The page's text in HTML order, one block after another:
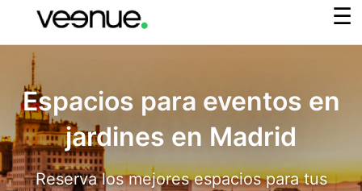
Espacios para eventos en
jardines en Madrid
Reserva los mejores espacios para tus